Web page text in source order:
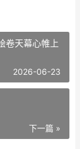
卷天幕心帷上
2026-06-23
下一篇 »